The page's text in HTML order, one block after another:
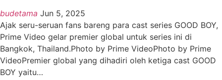
budetama Jun 5, 2025
Ajak seru-seruan fans bareng para cast series GOOD BOY,
Prime Video gelar premier global untuk series ini di
Bangkok, Thailand.Photo by Prime VideoPhoto by Prime
VideoPremier global yang dihadiri oleh ketiga cast GOOD
BOY yaitu…